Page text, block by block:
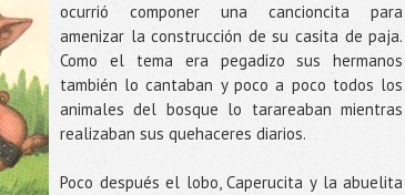
ocurrió componer unacancioncita para
amenizar laconstrucción de sucasita de paja.
Como el tema era pegadizo sus hermanos
también lo cantaban y poco a poco todos los
animales del bosque lo tarareaban mientras
realizaban sus quehaceres diarios.
Poco después el lobo, Caperucita y laabuelita